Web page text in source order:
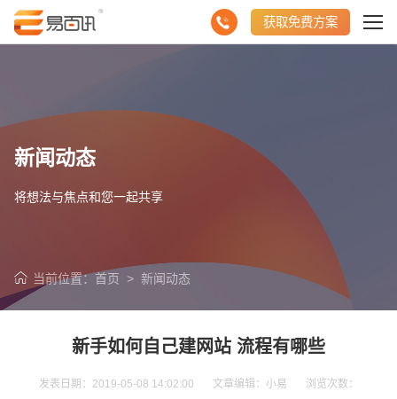
获取免费方案
新闻动态
将想法与焦点和您一起共享
当前位置： 首页 > 新闻动态
新手如何自己建网站 流程有哪些
发表日期：2019-05-08 14:02:00 文章编辑：小易 浏览次数：